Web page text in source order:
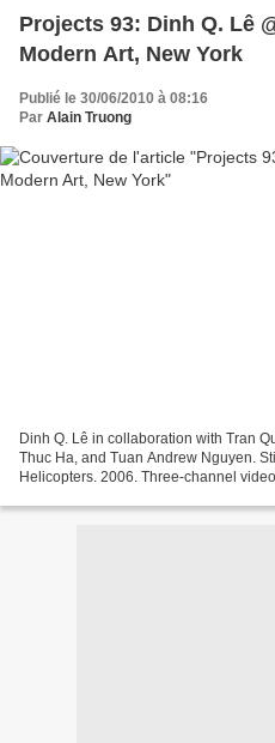
Projects 93: Dinh Q. Lê
Modern Art, New York
Publié le 30/06/2010 à 08:16
Par Alain Truong
Dinh Q. Lê in collaboration with Tran
Thuc Ha, and Tuan Andrew Nguyen.
Helicopters. 2006. Three-channel